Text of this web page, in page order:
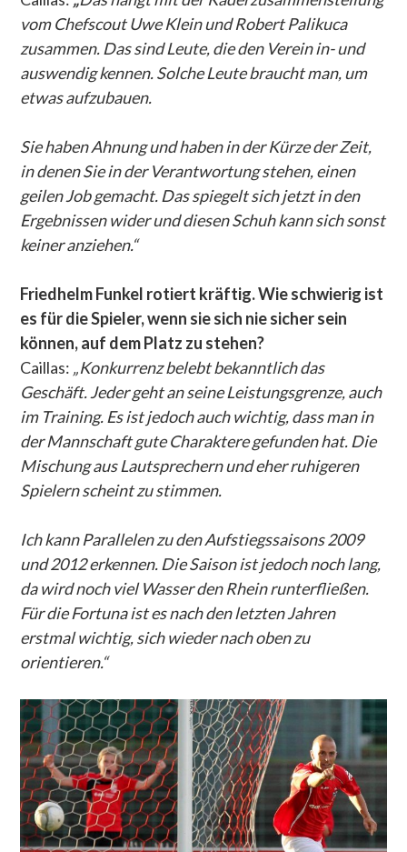
vom Chefscout Uwe Klein und Robert Palikuca
zusammen. Das sind Leute, die den Verein in- und
auswendig kennen. Solche Leute braucht man, um
etwas aufzubauen.
Sie haben Ahnung und haben in der Kürze der Zeit,
in denen Sie in der Verantwortung stehen, einen
geilen Job gemacht. Das spiegelt sich jetzt in den
Ergebnissen wider und diesen Schuh kann sich sonst
keiner anziehen.“
Friedhelm Funkel rotiert kräftig. Wie schwierig ist
es für die Spieler, wenn sie sich nie sicher sein
können, auf dem Platz zu stehen?
Caillas: „Konkurrenz belebt bekanntlich das
Geschäft. Jeder geht an seine Leistungsgrenze, auch
im Training. Es ist jedoch auch wichtig, dass man in
der Mannschaft gute Charaktere gefunden hat. Die
Mischung aus Lautsprechern und eher ruhigeren
Spielern scheint zu stimmen.
Ich kann Parallelen zu den Aufstiegssaisons 2009
und 2012 erkennen. Die Saison ist jedoch noch lang,
da wird noch viel Wasser den Rhein runterfließen.
Für die Fortuna ist es nach den letzten Jahren
erstmal wichtig, sich wieder nach oben zu
orientieren.“